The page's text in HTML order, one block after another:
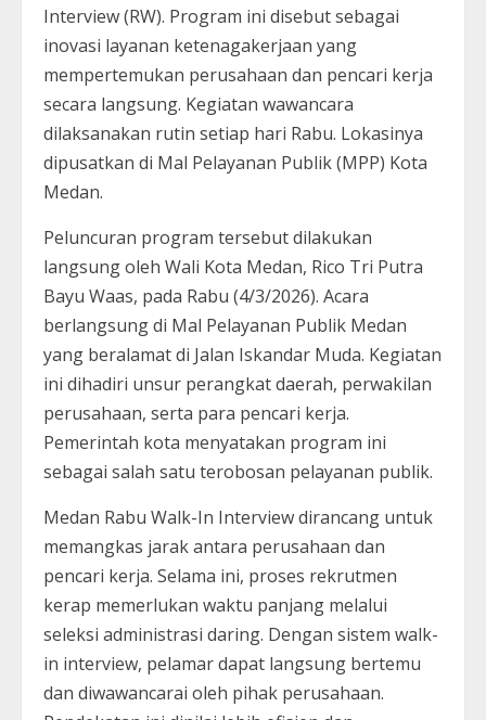
Interview (RW). Program ini disebut sebagai
inovasi layanan ketenagakerjaan yang
mempertemukan perusahaan dan pencari kerja
secara langsung. Kegiatan wawancara
dilaksanakan rutin setiap hari Rabu. Lokasinya
dipusatkan di Mal Pelayanan Publik (MPP) Kota
Medan.
Peluncuran program tersebut dilakukan
langsung oleh Wali Kota Medan, Rico Tri Putra
Bayu Waas, pada Rabu (4/3/2026). Acara
berlangsung di Mal Pelayanan Publik Medan
yang beralamat di Jalan Iskandar Muda. Kegiatan
ini dihadiri unsur perangkat daerah, perwakilan
perusahaan, serta para pencari kerja.
Pemerintah kota menyatakan program ini
sebagai salah satu terobosan pelayanan publik.
Medan Rabu Walk-In Interview dirancang untuk
memangkas jarak antara perusahaan dan
pencari kerja. Selama ini, proses rekrutmen
kerap memerlukan waktu panjang melalui
seleksi administrasi daring. Dengan sistem walk-
in interview, pelamar dapat langsung bertemu
dan diwawancarai oleh pihak perusahaan.